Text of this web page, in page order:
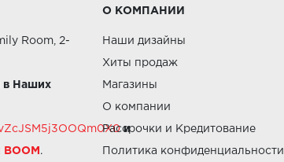
Room, 2-
в Наших
и
.
О КОМПАНИИ
Наши дизайны
Хиты продаж
Магазины
О компании
Рассрочки и Кредитование
Политика конфиденциальности